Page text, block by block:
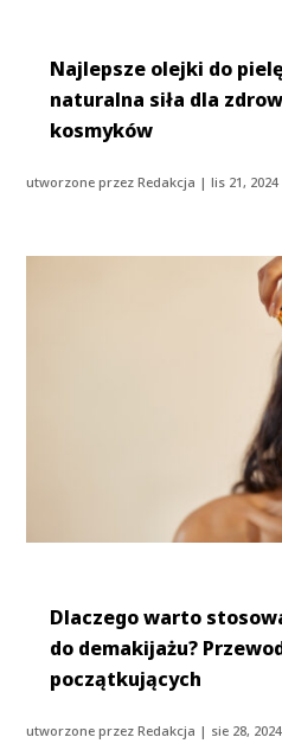
Najlepsze olejki do
naturalna siła dla
kosmyków
utworzone przezRedakcja |lis 21, 2024
Dlaczego warto
do demakijażu?
początkujących
utworzone przezRedakcja | sie 28, 2024